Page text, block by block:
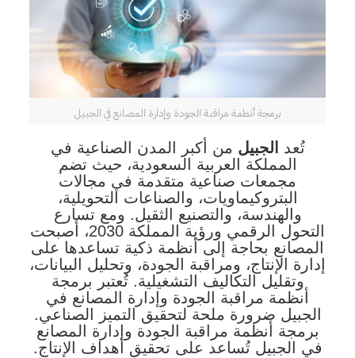
برمجة أنظمة مراقبة الجودة وإدارة المصانع في الجبيل
تُعد الجبيل من أكبر المدن الصناعية في
المملكة العربية السعودية، حيث تضم
مجمعات صناعية متقدمة في مجالات
البتروكيماويات، والصناعات التحويلية،
والهندسة، والتصنيع الثقيل. ومع تسارع
التحول الرقمي ورؤية المملكة 2030، أصبحت
المصانع بحاجة إلى أنظمة ذكية تساعدها على
إدارة الإنتاج، ومراقبة الجودة، وتحليل البيانات،
وتقليل التكاليف التشغيلية. تُعتبر برمجة
أنظمة مراقبة الجودة وإدارة المصانع في
الجبيل ضرورة ملحة لتحقيق التميز الصناعي.
برمجة أنظمة مراقبة الجودة وإدارة المصانع
في الجبيل تُساعد على تحقيق أهداف الإنتاج.